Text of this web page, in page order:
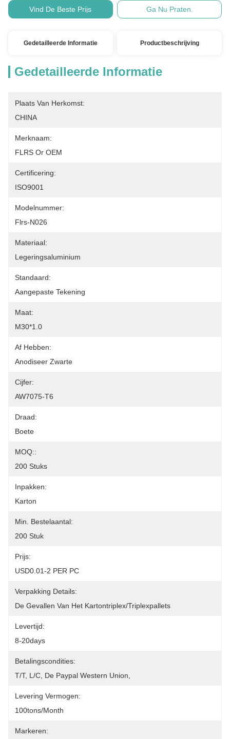
Vind De Beste Prijs Ga Nu Praten.
Gedetailleerde Informatie Productbeschrijving
Gedetailleerde Informatie
Plaats Van Herkomst:
CHINA
Merknaam:
FLRS Or OEM
Certificering:
ISO9001
Modelnummer:
Flrs-N026
Materiaal:
Legeringsaluminium
Standaard:
Aangepaste Tekening
Maat:
M30*1.0
Af Hebben:
Anodiseer Zwarte
Cijfer:
AW7075-T6
Draad:
Boete
MOQ::
200 Stuks
Inpakken:
Karton
Min. Bestelaantal:
200 Stuk
Prijs:
USD0.01-2 PER PC
Verpakking Details:
De Gevallen Van Het Kartontriplex/triplexpallets
Levertijd:
8-20days
Betalingscondities:
T/T, L/C, De Paypal Western Union,
Levering Vermogen:
100tons/month
Markeren: